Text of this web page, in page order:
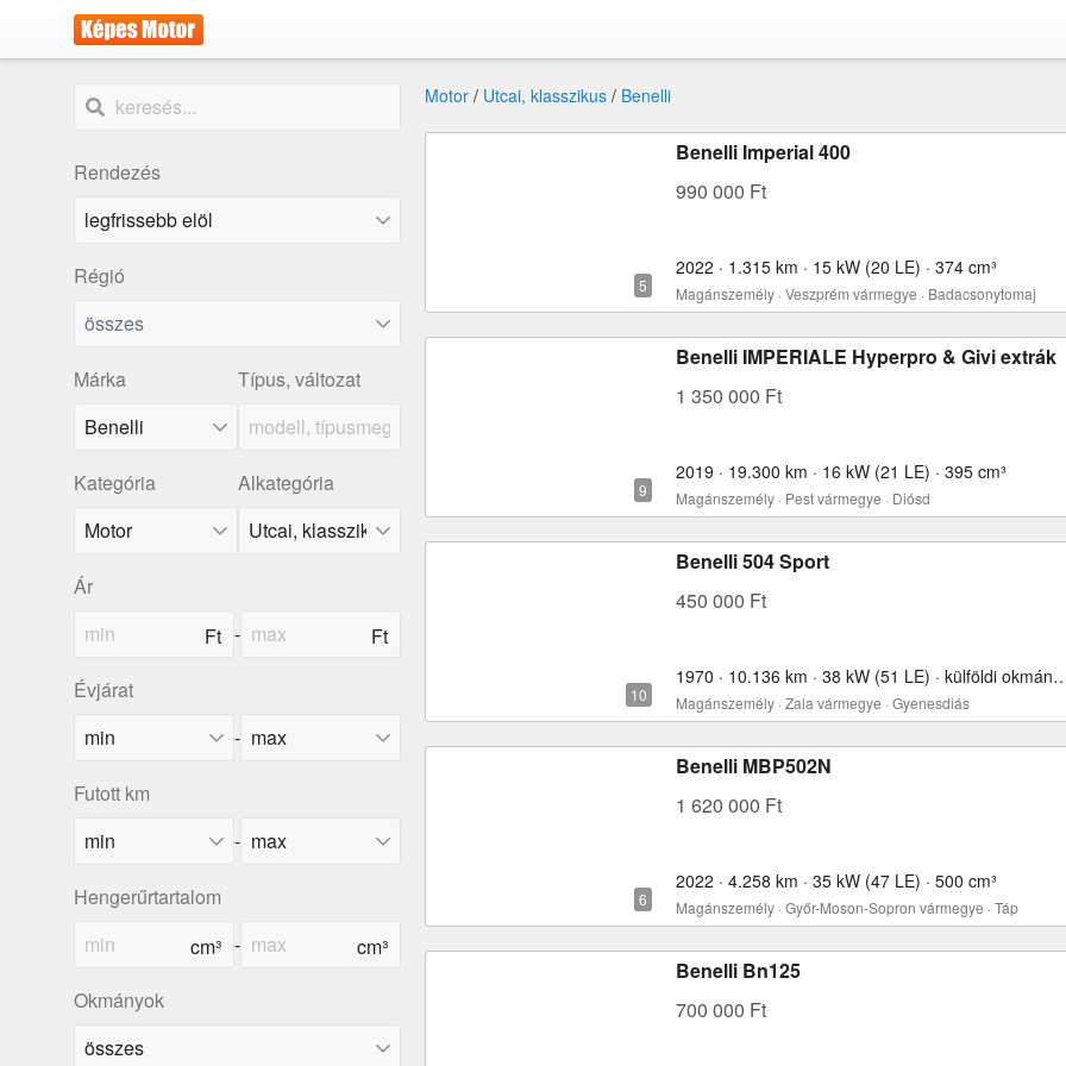
Rendezés
Régió
összes
Márka
Benelli
Típus, változat
Kategória Alkategória
Ár
-
Évjárat
-
Futott km
-
Hengerűrtartalom
-
Okmányok
Motor / Utcai, klasszikus / Benelli
Benelli Imperial 400
990 000 Ft
2022 · 1.315 km · 15 kW (20 LE) · 374 cm³
Magánszemély · Veszprém vármegye · Badacsonytomaj
Benelli IMPERIALE Hyperpro & Givi extrák
1 350 000 Ft
2019 · 19.300 km · 16 kW (21 LE) · 395 cm³
Magánszemély · Pest vármegye · Diósd
Benelli 504 Sport
450 000 Ft
1970 · 10.136 km · 38 kW (51 LE) ·
Magánszemély · Zala vármegye · Gyenesdiás
Benelli MBP502N
1 620 000 Ft
2022 · 4.258 km · 35 kW (47 LE) · 500 cm³
Magánszemély · Győr-Moson-Sopron vármegye · Táp
Benelli Bn125
700 000 Ft